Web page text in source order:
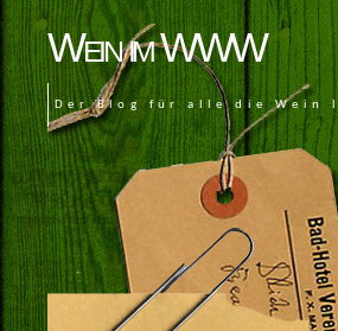
Wein im WWW
Der Blog für alle die Wein